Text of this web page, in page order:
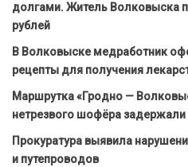
долгами. Житель Волковыска
рублей
В Волковыске медработник
рецепты для получения
Маршрутка «Гродно —
нетрезвого шофёра задержали
Прокуратура выявила
и путепроводов